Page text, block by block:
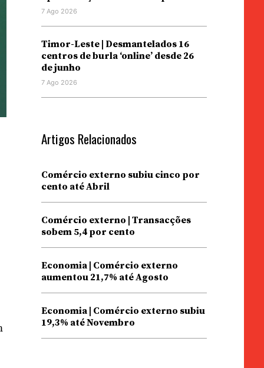
7 Ago 2026
Timor-Leste | Desmantelados 16
centros de burla ‘online’ desde 26
de junho
7 Ago 2026
Artigos Relacionados
Comércio externo subiu cinco por
cento até Abril
Comércio externo | Transacções
sobem 5,4 por cento
Economia | Comércio externo
aumentou 21,7% até Agosto
Economia | Comércio externo subiu
19,3% até Novembro